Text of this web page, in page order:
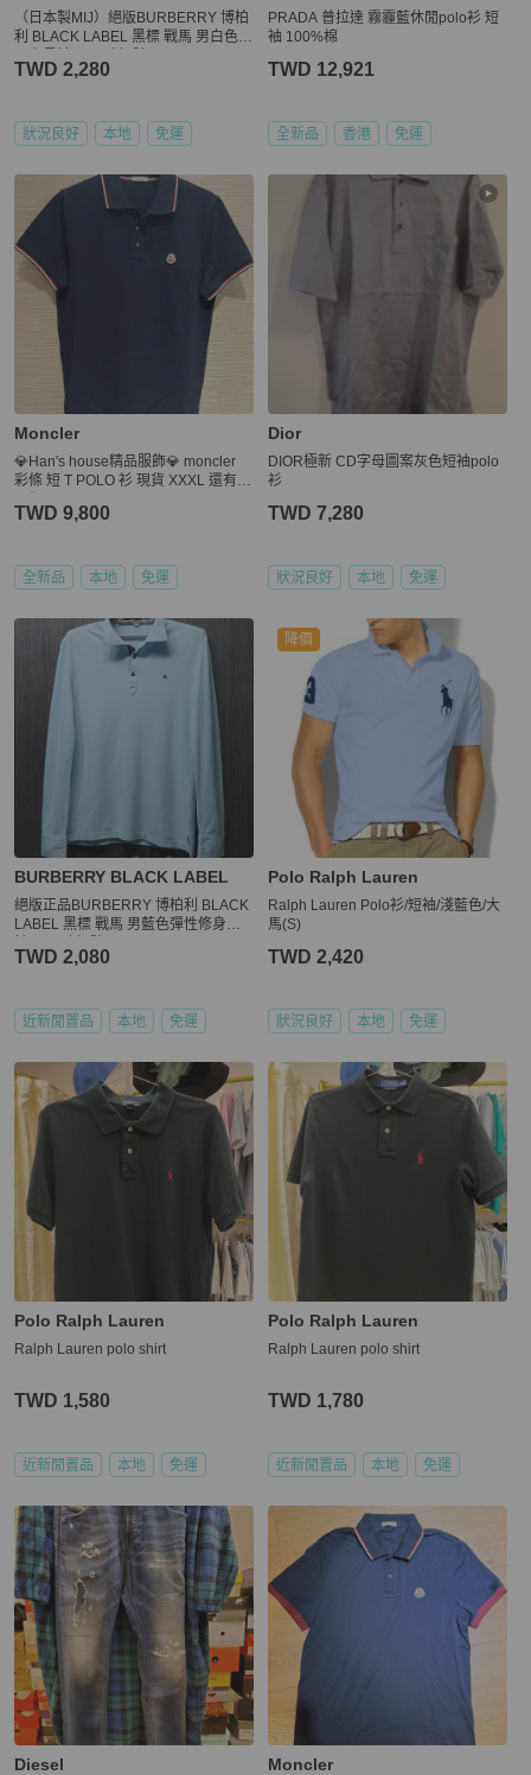
（日本製MIJ）絕版BURBERRY 博柏
利 BLACK LABEL 黑標 戰馬 男白色網
TWD 2,280
狀況良好 本地 免運
PRADA 普拉達 霧霾藍休閒polo衫 短
袖 100%棉
TWD 12,921
全新品 香港 免運
Moncler
💎Han's house精品服飾💎 moncler
彩條 短 T POLO 衫 現貨 XXXL 還有
TWD 9,800
全新品 本地 免運
Dior
DIOR極新 CD字母圖案灰色短袖polo
衫
TWD 7,280
狀況良好 本地 免運
BURBERRY BLACK LABEL
絕版正品BURBERRY 博柏利 BLACK
LABEL 黑標 戰馬 男藍色彈性修身長
TWD 2,080
近新閒置品 本地 免運
降價
Polo Ralph Lauren
Ralph Lauren Polo衫/短袖/淺藍色/大
馬(S)
TWD 2,420
狀況良好 本地 免運
Polo Ralph Lauren
Ralph Lauren polo shirt
TWD 1,580
近新閒置品 本地 免運
Polo Ralph Lauren
Ralph Lauren polo shirt
TWD 1,780
近新閒置品 本地 免運
Diesel Moncler